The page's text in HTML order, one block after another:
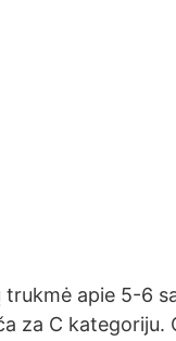
apie 5-6
za C kategoriju.